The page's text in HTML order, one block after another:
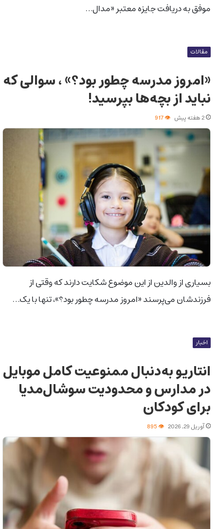
موفق به دریافت جایزه معتبر «مدال…
مقالات
«امروز مدرسه چطور بود؟» ، سوالی که
نباید از بچه‌ها بپرسید!
2 هفته پیش
بسیاری از والدین از این موضوع شکایت دارند که وقتی از
فرزندشان می‌پرسند «امروز مدرسه چطور بود؟»، تنها با یک…
اخبار
انتاریو به‌دنبال ممنوعیت کامل موبایل
در مدارس و محدودیت سوشال‌مدیا
برای کودکان
آوریل 29, 2026